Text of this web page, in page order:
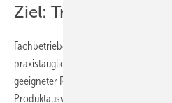
Ziel: Transparenz
Fachbetrieben, Planern und
praxistaugliches Regelwerk zur
geeigneter Rohrbefestigungen für
Produktauswahl soll einfach,